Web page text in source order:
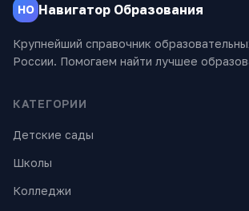
НО Навигатор Образования
Крупнейший справочник
России. Помогаем найти лучшее
КАТЕГОРИИ
Детские сады
Школы
Колледжи